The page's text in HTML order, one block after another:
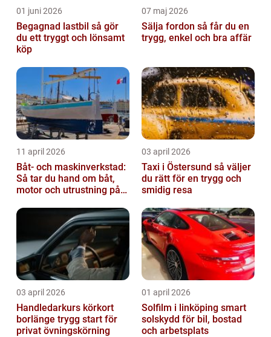
01 juni 2026
Begagnad lastbil så gör
du ett tryggt och lönsamt
köp
07 maj 2026
Sälja fordon så får du en
trygg, enkel och bra affär
11 april 2026
Båt- och maskinverkstad:
Så tar du hand om båt,
motor och utrustning på
03 april 2026
Taxi i Östersund så väljer
du rätt för en trygg och
smidig resa
03 april 2026
Handledarkurs körkort
borlänge trygg start för
privat övningskörning
01 april 2026
Solfilm i linköping smart
solskydd för bil, bostad
och arbetsplats